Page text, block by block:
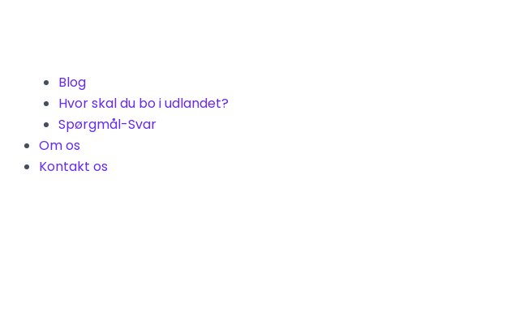
Blog
Hvor skal du bo i udlandet?
Spørgmål-Svar
Om os
Kontakt os